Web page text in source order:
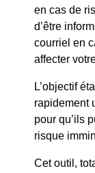
en cas de
d’être
courriel en
affecter
L’objectif
rapidement
pour qu’ils
risque
Cet outil,